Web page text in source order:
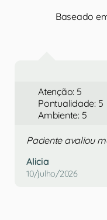
Baseado
Atenção: 5
Pontualidade: 5
Ambiente: 5
Paciente avaliou
Alicia
10/julho/2026